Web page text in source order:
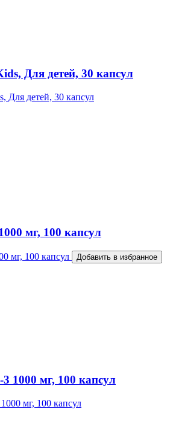
Для детей, 30 капсул
мг, 100 капсул
Добавить в избранное
1000 мг, 100 капсул